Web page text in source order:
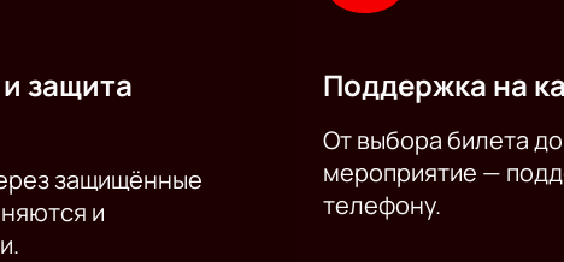
защита
защищённые
и
Поддержка на
От выбора билета
мероприятие —
телефону.